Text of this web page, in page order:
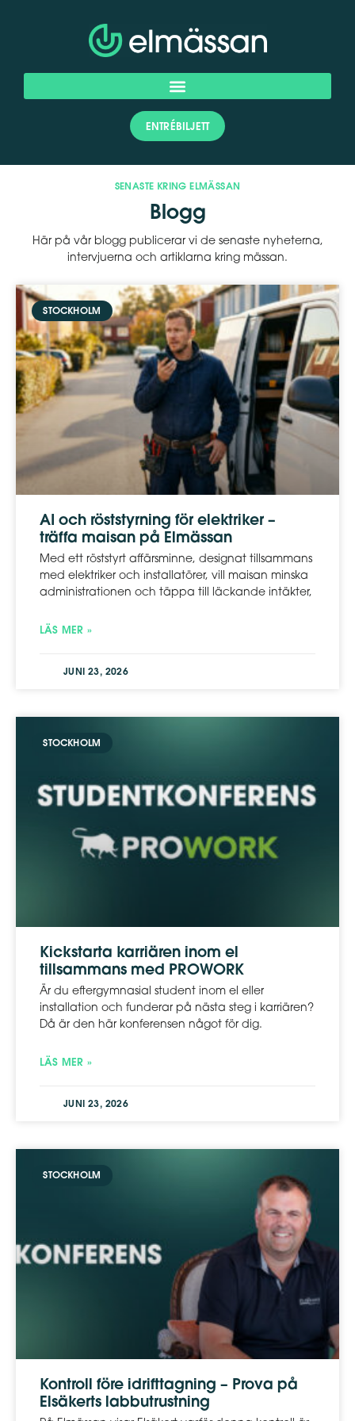
ENTRÉBILJETT
SENASTE KRING ELMÄSSAN
Blogg
Här på vår blogg publicerar vi de senaste nyheterna,
intervjuerna och artiklarna kring mässan.
STOCKHOLM
AI och röststyrning för elektriker –
träffa maisan på Elmässan
Med ett röststyrt affärsminne, designat tillsammans
med elektriker och installatörer, vill maisan minska
administrationen och täppa till läckande intäkter,
LÄS MER »
JUNI 23, 2026
STOCKHOLM
Kickstarta karriären inom el
tillsammans med PROWORK
Är du eftergymnasial student inom el eller
installation och funderar på nästa steg i karriären?
Då är den här konferensen något för dig.
LÄS MER »
JUNI 23, 2026
STOCKHOLM
Kontroll före idrifttagning – Prova på
Elsäkerts labbutrustning